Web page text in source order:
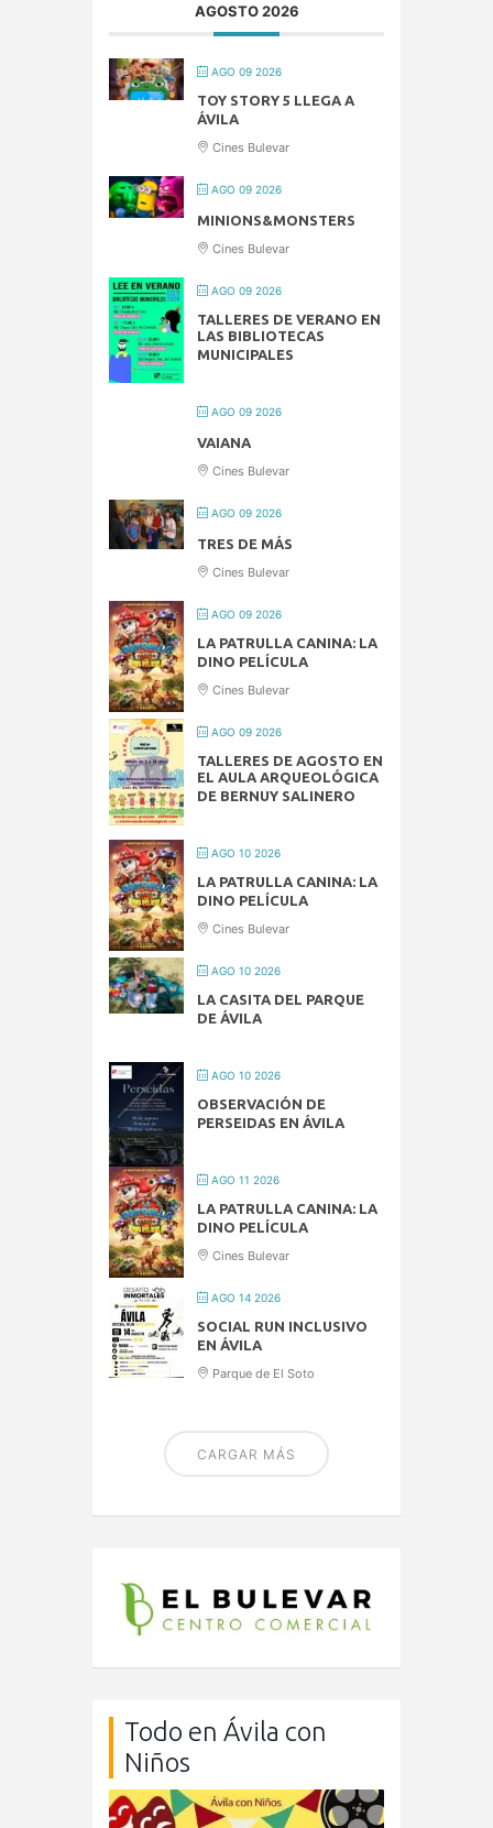
AGOSTO 2026
AGO 09 2026
TOY STORY 5 LLEGA A
ÁVILA
Cines Bulevar
AGO 09 2026
MINIONS&MONSTERS
Cines Bulevar
AGO 09 2026
TALLERES DE VERANO EN
LAS BIBLIOTECAS
MUNICIPALES
AGO 09 2026
VAIANA
Cines Bulevar
AGO 09 2026
TRES DE MÁS
Cines Bulevar
AGO 09 2026
LA PATRULLA CANINA: LA
DINO PELÍCULA
Cines Bulevar
AGO 09 2026
TALLERES DE AGOSTO EN
EL AULA ARQUEOLÓGICA
DE BERNUY SALINERO
AGO 10 2026
LA PATRULLA CANINA: LA
DINO PELÍCULA
Cines Bulevar
AGO 10 2026
LA CASITA DEL PARQUE
DE ÁVILA
AGO 10 2026
OBSERVACIÓN DE
PERSEIDAS EN ÁVILA
AGO 11 2026
LA PATRULLA CANINA: LA
DINO PELÍCULA
Cines Bulevar
AGO 14 2026
SOCIAL RUN INCLUSIVO
EN ÁVILA
Parque de El Soto
CARGAR MÁS
Todo en Ávila con
Niños